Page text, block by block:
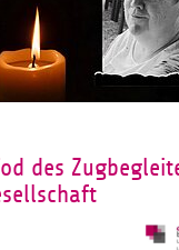
des